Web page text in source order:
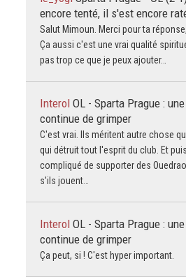
encore tenté, il s'est encore
Salut Mimoun. Merci pour ta
Ça aussi c'est une vrai qualité
pas trop ce que je peux ajouter…
Interol OL - Sparta Prague :
continue de grimper
C'est vrai. Ils méritent autre chose
qui détruit tout l'esprit du club. Et
compliqué de supporter des
s'ils jouent…
Interol OL - Sparta Prague :
continue de grimper
Ça peut, si ! C'est hyper important.